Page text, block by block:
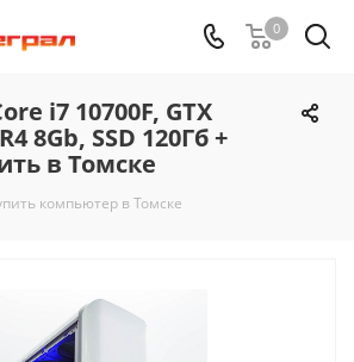
0
i7 10700F, GTX
8Gb, SSD 120Гб +
в Томске
компьютер в Томске